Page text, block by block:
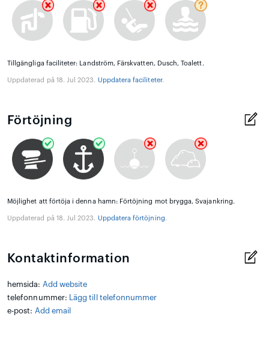
Tillgängliga faciliteter: Landström, Färskvatten, Dusch, Toalett.
Uppdaterad på 18. Jul 2023. Uppdatera faciliteter.
Förtöjning
Möjlighet att förtöja i denna hamn: Förtöjning mot brygga, Svajankring.
Uppdaterad på 18. Jul 2023. Uppdatera förtöjning.
Kontaktinformation
hemsida: Add website
telefonnummer:
Lägg till telefonnummer
e-post: Add email